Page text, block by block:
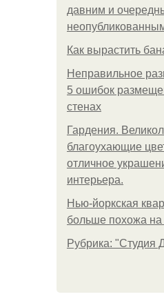
давним и
Как вырастить
Неправильное
5 ошибок
стенах
Гардения.
благоухающие
отличное
интерьера.
Нью-йоркская
больше похожа на
Рубрика: "Студия